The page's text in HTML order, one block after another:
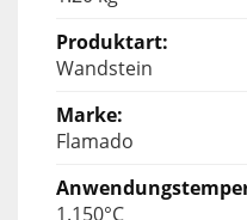
Wandstein
Flamado
1.150°C